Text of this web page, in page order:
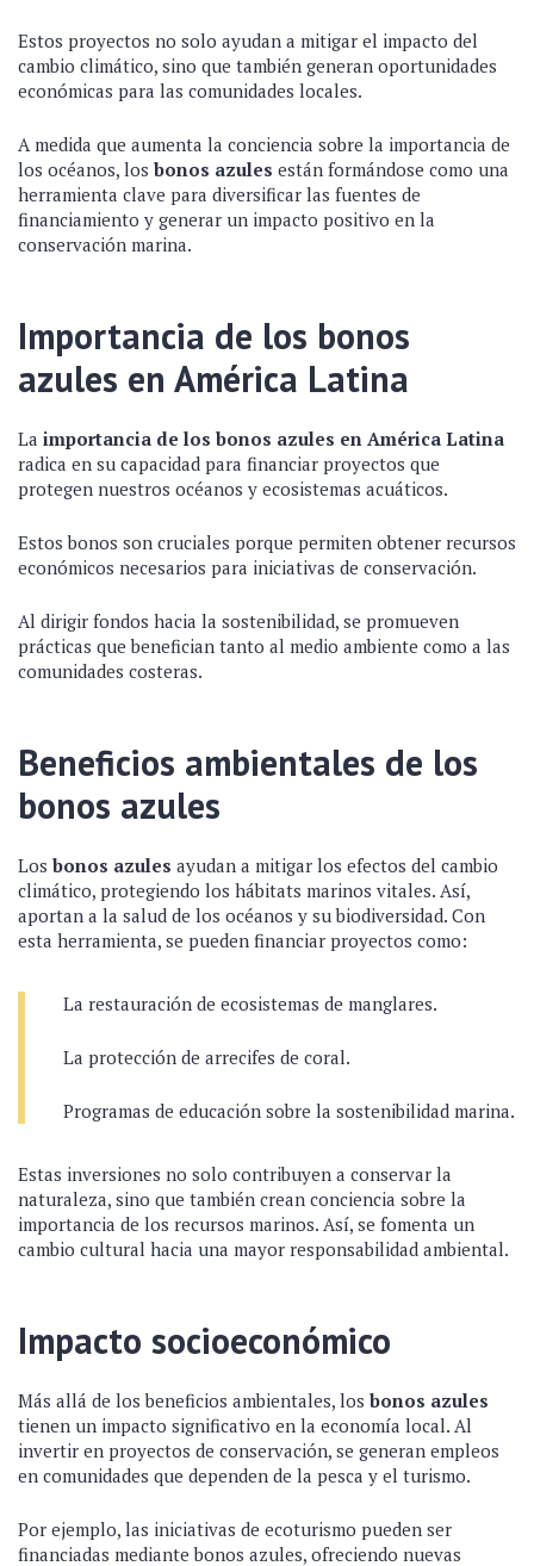
Estos proyectos no solo ayudan a mitigar el impacto del
cambio climático, sino que también generan oportunidades
económicas para las comunidades locales.
A medida que aumenta la conciencia sobre la importancia de
los océanos, los bonos azules están formándose como una
herramienta clave para diversificar las fuentes de
financiamiento y generar un impacto positivo en la
conservación marina.
Importancia de los bonos
azules en América Latina
La importancia de los bonos azules en América Latina
radica en su capacidad para financiar proyectos que
protegen nuestros océanos y ecosistemas acuáticos.
Estos bonos son cruciales porque permiten obtener recursos
económicos necesarios para iniciativas de conservación.
Al dirigir fondos hacia la sostenibilidad, se promueven
prácticas que benefician tanto al medio ambiente como a las
comunidades costeras.
Beneficios ambientales de los
bonos azules
Los bonos azules ayudan a mitigar los efectos del cambio
climático, protegiendo los hábitats marinos vitales. Así,
aportan a la salud de los océanos y su biodiversidad. Con
esta herramienta, se pueden financiar proyectos como:
La restauración de ecosistemas de manglares.
La protección de arrecifes de coral.
Programas de educación sobre la sostenibilidad marina.
Estas inversiones no solo contribuyen a conservar la
naturaleza, sino que también crean conciencia sobre la
importancia de los recursos marinos. Así, se fomenta un
cambio cultural hacia una mayor responsabilidad ambiental.
Impacto socioeconómico
Más allá de los beneficios ambientales, los bonos azules
tienen un impacto significativo en la economía local. Al
invertir en proyectos de conservación, se generan empleos
en comunidades que dependen de la pesca y el turismo.
Por ejemplo, las iniciativas de ecoturismo pueden ser
financiadas mediante bonos azules, ofreciendo nuevas